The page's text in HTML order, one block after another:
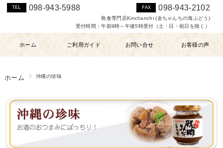
TEL 098-943-5988 FAX 098-943-2102
島食専門店Kinchanchi (金ちゃんちの海ぶどう)
受付時間：午前9時～午後5時受付（土・日・祝日を除く）
ホーム ご利用ガイド お問い合せ お客様の声
ホーム 沖縄の珍味